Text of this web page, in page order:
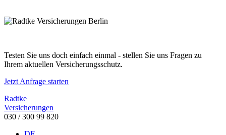
Testen Sie uns doch einfach einmal - stellen Sie uns Fragen zu
Ihrem aktuellen Versicherungsschutz.
Jetzt Anfrage starten
Radtke
Versicherungen
030 / 300 99 820